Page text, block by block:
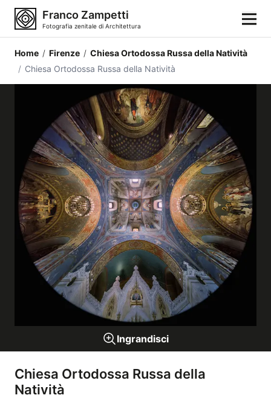
Franco Zampetti
Fotografia zenitale di Architettura
Home
Fotografie
Categorie di edifici
Luoghi
Città
Stili architettonici
Elementi architettonici
Architetti e autori
Gallerie a tema
Sequenze
Mostre
Home / Firenze / Chiesa Ortodossa Russa della Natività
/ Chiesa Ortodossa Russa della Natività
Ingrandisci
Chiesa Ortodossa Russa della
Natività